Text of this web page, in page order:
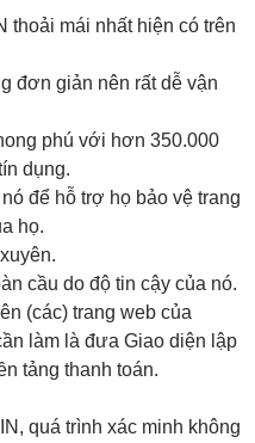
thoải mái nhất hiện có trên
đơn giản nên rất dễ vận
phú với hơn 350.000
dụng.
để hỗ trợ họ bảo vệ trang
họ.
cầu do độ tin cậy của nó.
(các) trang web của
làm là đưa Giao diện lập
tảng thanh toán.
quá trình xác minh không